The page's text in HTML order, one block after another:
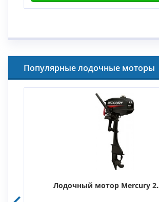
Популярные лодочные моторы
Лодочный мотор Mercury